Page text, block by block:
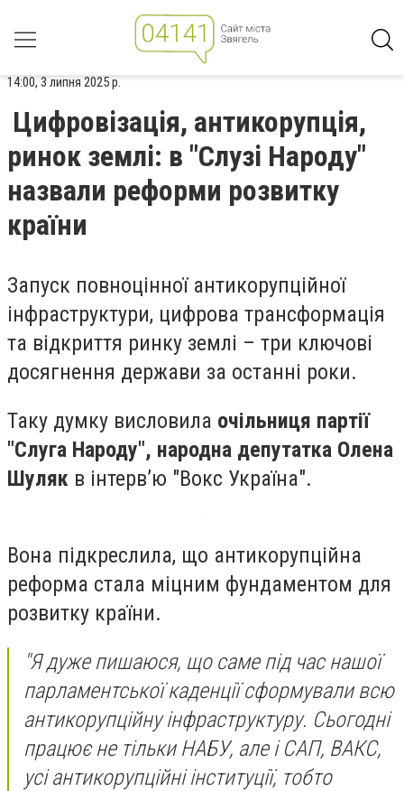
14:00, 3 липня 2025 р.
Цифровізація, антикорупція,
ринок землі: в "Слузі Народу"
назвали реформи розвитку
країни
Запуск повноцінної антикорупційної
інфраструктури, цифрова трансформація
та відкриття ринку землі – три ключові
досягнення держави за останні роки.
Таку думку висловила очільниця партії
"Слуга Народу", народна депутатка Олена
Шуляк в інтерв’ю "Вокс Україна".
Вона підкреслила, що антикорупційна
реформа стала міцним фундаментом для
розвитку країни.
"Я дуже пишаюся, що саме під час нашої
парламентської каденції сформували всю
антикорупційну інфраструктуру. Сьогодні
працює не тільки НАБУ, але і САП, ВАКС,
усі антикорупційні інституції, тобто